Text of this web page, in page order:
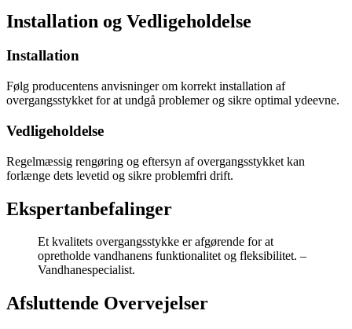
Installation og Vedligeholdelse
Installation
Følg producentens anvisninger om korrekt installation af
overgangsstykket for at undgå problemer og sikre optimal ydeevne.
Vedligeholdelse
Regelmæssig rengøring og eftersyn af overgangsstykket kan
forlænge dets levetid og sikre problemfri drift.
Ekspertanbefalinger
Et kvalitets overgangsstykke er afgørende for at
opretholde vandhanens funktionalitet og fleksibilitet. –
Vandhanespecialist.
Afsluttende Overvejelser